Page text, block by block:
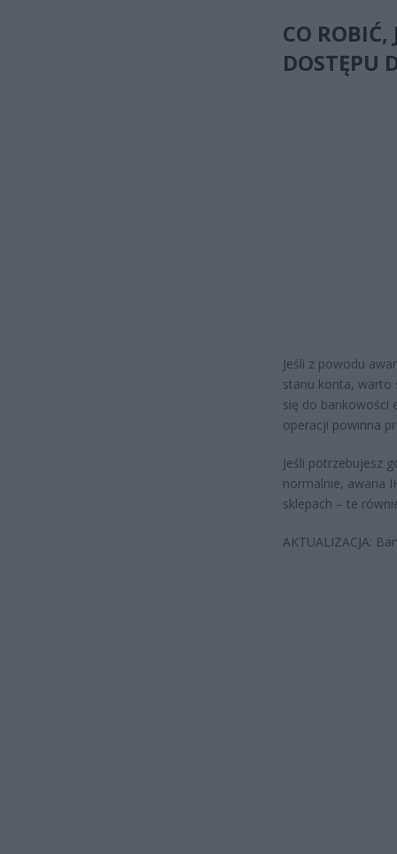
CO ROBIĆ,
DOSTĘPU
Jeśli z powodu
stanu konta, warto
się do bankowości
operacji powinna
Jeśli potrzebujesz
normalnie, awaria
sklepach – te
AKTUALIZACJA: